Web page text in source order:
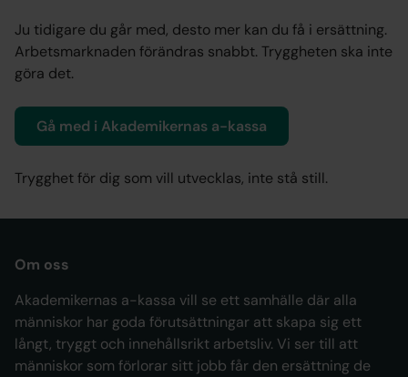
Ju tidigare du går med, desto mer kan du få i ersättning.
Arbetsmarknaden förändras snabbt. Tryggheten ska inte
göra det.
Gå med i Akademikernas a-kassa
Trygghet för dig som vill utvecklas, inte stå still.
Om oss
Akademikernas a-kassa vill se ett samhälle där alla
människor har goda förutsättningar att skapa sig ett
långt, tryggt och innehållsrikt arbetsliv. Vi ser till att
människor som förlorar sitt jobb får den ersättning de